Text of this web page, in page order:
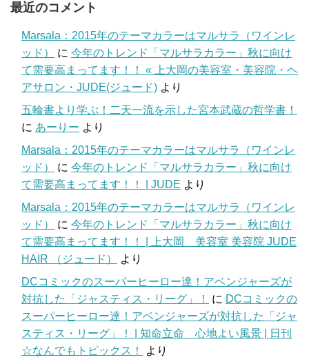
最近のコメント
Marsala：2015年のテーマカラーはマルサラ（ワインレ
ッド）
に 今年のトレンド「マルサラカラー」秋に向け
て需要高まってます！！ « 上大岡の美容室・美容院・ヘ
アサロン・JUDE(ジュード) より
五輪書より学ぶ！二天一流を示した宮本武蔵の哲学書！
に あーりー より
Marsala：2015年のテーマカラーはマルサラ（ワインレ
ッド）
に 今年のトレンド「マルサラカラー」秋に向け
て需要高まってます！！ | JUDE より
Marsala：2015年のテーマカラーはマルサラ（ワインレ
ッド）
に 今年のトレンド「マルサラカラー」秋に向け
て需要高まってます！！ | 上大岡 美容室 美容院 JUDE
HAIR （ジュード）
より
DCコミックのスーパーヒーロー達！アベンジャーズが
対抗した「ジャスティス・リーグ」！
に DCコミックの
スーパーヒーロー達！アベンジャーズが対抗した「ジャ
スティス・リーグ」！ | 知命立命 心地よい風景 | 日刊
☆なんでもトピックス！
より